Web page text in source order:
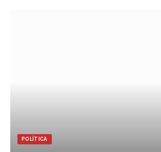
POLÍTICA